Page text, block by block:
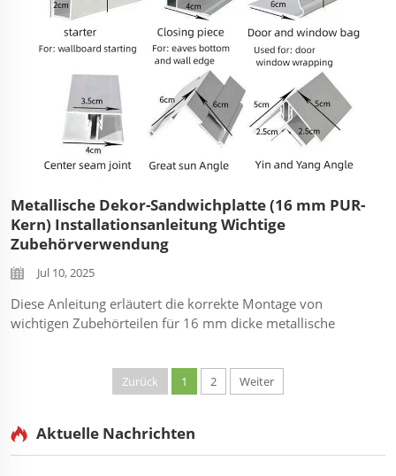
Metallische Dekor-Sandwichplatte (16 mm PUR-
Kern) Installationsanleitung Wichtige
Zubehörverwendung
Jul 10, 2025
Diese Anleitung erläutert die korrekte Montage von
wichtigen Zubehörteilen für 16 mm dicke metallische
Die richtige Verwendung von Zubehör gewährleistet eine
Zurück 1 2 Weiter
Aktuelle Nachrichten